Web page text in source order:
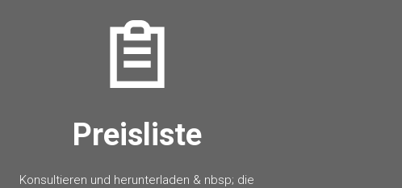
Preisliste
Konsultieren und herunterladen & nbsp; die